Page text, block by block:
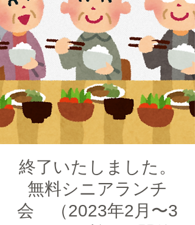
終了いたしました。
無料シニアランチ
会 （2023年2月〜3